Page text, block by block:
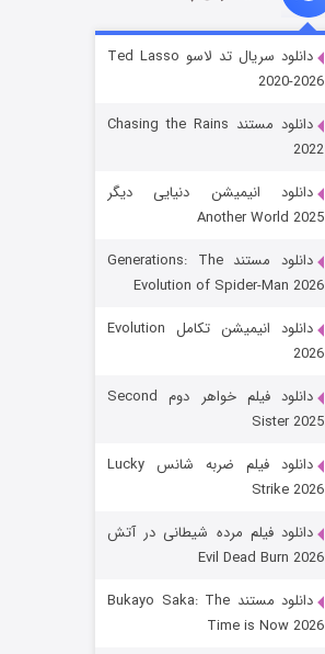
قسمت
رویایی برای تو
قسمت15 (دوبله)
دانلود سریال تد لاسو Ted Lasso
2020-2026
دانلود مستند Chasing the Rains
2022
دانلود انیمیشن دنیایی دیگر
Another World 2025
دانلود مستند Generations: The
Evolution of Spider-Man 2026
دانلود انیمیشن تکامل Evolution
2026
دانلود فیلم خواهر دوم Second
Sister 2025
دانلود فیلم ضربه شانس Lucky
Strike 2026
دانلود فیلم مرده شیطانی در آتش
Evil Dead Burn 2026
دانلود مستند Bukayo Saka: The
Time is Now 2026